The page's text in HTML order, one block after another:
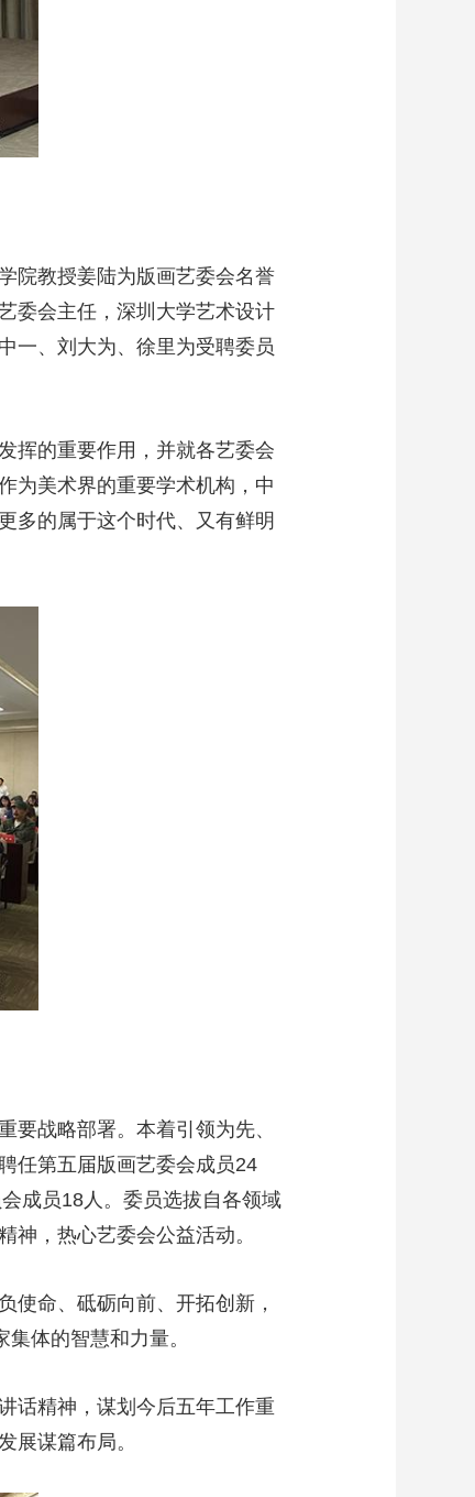
院教授姜陆为版画艺委会名誉
委会主任，深圳大学艺术设计
一、刘大为、徐里为受聘委员
挥的重要作用，并就各艺委会
为美术界的重要学术机构，中
多的属于这个时代、又有鲜明
战略部署。本着引领为先、
任第五届版画艺委会成员24
成员18人。委员选拔自各领域
，热心艺委会公益活动。
使命、砥砺向前、开拓创新，
体的智慧和力量。
话精神，谋划今后五年工作重
展谋篇布局。